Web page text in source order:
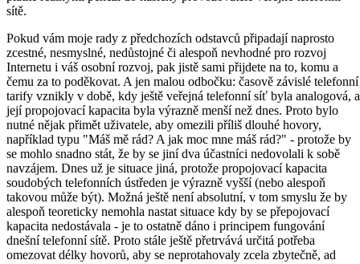
sítě.
Pokud vám moje rady z předchozích odstavců připadají naprosto
zcestné, nesmyslné, nedůstojné či alespoň nevhodné pro rozvoj
Internetu i váš osobní rozvoj, pak jistě sami přijdete na to, komu a
čemu za to poděkovat. A jen malou odbočku: časově závislé telefonní
tarify vznikly v době, kdy ještě veřejná telefonní síť byla analogová, a
její propojovací kapacita byla výrazně menší než dnes. Proto bylo
nutné nějak přimět uživatele, aby omezili příliš dlouhé hovory,
například typu "Máš mě rád? A jak moc mne máš rád?" - protože by
se mohlo snadno stát, že by se jiní dva účastníci nedovolali k sobě
navzájem. Dnes už je situace jiná, protože propojovací kapacita
soudobých telefonních ústředen je výrazně vyšší (nebo alespoň
takovou může být). Možná ještě není absolutní, v tom smyslu že by
alespoň teoreticky nemohla nastat situace kdy by se přepojovací
kapacita nedostávala - je to ostatně dáno i principem fungování
dnešní telefonní sítě. Proto stále ještě přetrvává určitá potřeba
omezovat délky hovorů, aby se neprotahovaly zcela zbytečně, ad